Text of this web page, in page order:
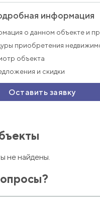
информация
о данном объекте и
приобретения
объекта
и скидки
Оставить заявку
не найдены.